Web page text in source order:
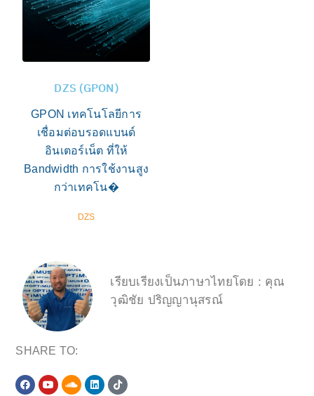
DZS (GPON)
GPON เทคโนโลยีการ
เชื่อมต่อบรอดแบนด์
อินเตอร์เน็ต ที่ให้
Bandwidth การใช้งานสูง
กว่าเทคโน�
DZS
เรียบเรียงเป็นภาษาไทยโดย : คุณ
วุฒิชัย ปริญญานุสรณ์
SHARE TO: